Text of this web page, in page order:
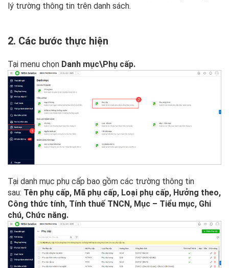
lý trường thông tin trên danh sách.
2. Các bước thực hiện
Tại menu chọn Danh mục\Phụ cấp.
Tại danh mục phụ cấp bao gồm các trường thông tin
sau: Tên phụ cấp, Mã phụ cấp, Loại phụ cấp, Hưởng theo,
Công thức tính, Tính thuế TNCN, Mục – Tiểu mục, Ghi
chú, Chức năng.